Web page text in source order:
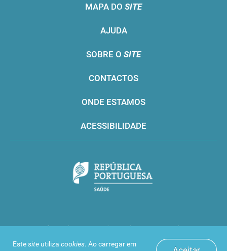
Estesite utiliza cookies. Ao carregar em
MAPA DO SITE
AJUDA
SOBRE O SITE
CONTACTOS
ONDE ESTAMOS
ACESSIBILIDADE
Infarmed © 2016. Todos os direitos reservados